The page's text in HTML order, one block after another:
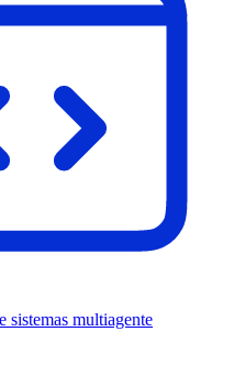
sistemas multiagente